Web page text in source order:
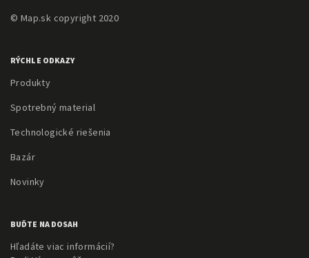
© Map.sk copyright 2020
RÝCHLE ODKAZY
Produkty
Spotrebný material
Technologické riešenia
Bazár
Novinky
BUĎTE NA DOSAH
Hľadáte viac informácií?